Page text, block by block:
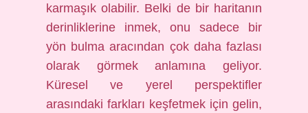
karmaşık olabilir. Belki de bir haritanın
derinliklerine inmek, onu sadece bir
yön bulma aracından çok daha fazlası
olarak görmek anlamına geliyor.
Küresel ve yerel perspektifler
arasındaki farkları keşfetmek için gelin,